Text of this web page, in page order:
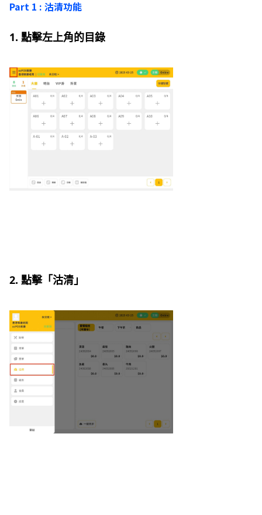
Part 1 : 沽清功能
1. 點擊左上角的目錄
2. 點擊「沽清」